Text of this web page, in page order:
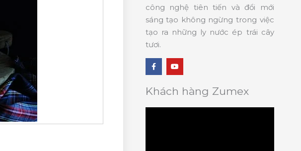
công nghệ tiên tiến và đổi mới
sáng tạo không ngừng trong việc
tạo ra những ly nước ép trái cây
tươi.
F
a
c
b
o
k
Y
o
u
u
b
Khách hàng Zumex